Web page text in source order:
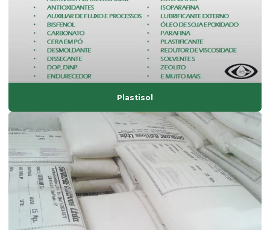
Fornecedor de bisfenol
Fornecedor de dinp
Fornecedor de isoparafina
Fornecedor de oxido de zinco
Fornecedor de solvente atóxico
Graxa base vegetal
Isoparafina
Isoparafina comprar
Isoparafina líquida
Isoparafina líquida preço
Lubrificante externo
Plastisol